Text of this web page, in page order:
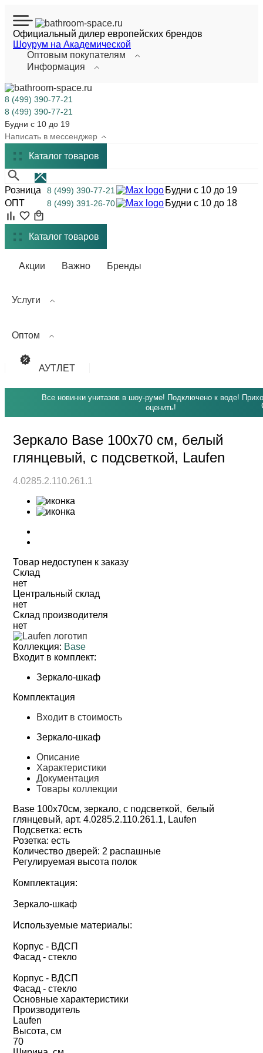
Официальный дилер европейских брендов
Шоурум на Академической
Оптовым покупателям
Информация
8 (499) 390-77-21
8 (499) 390-77-21
Будни с 10 до 19
Написать в мессенджер
Каталогтоваров
Розница 8 (499) 390-77-21
Будни с 10 до 19
ОПТ
8 (499) 391-26-70 Будни с 10 до 18
Каталог товаров
Акции Важно Бренды
Услуги
Оптом
АУТЛЕТ
Все новинки унитазов в шоу-руме! Подключено к воде!
оценить!
Зеркало Base 100х70 см, белый
глянцевый, с подсветкой, Laufen
4.0285.2.110.261.1
Товар недоступен к заказу
Cклад
нет
Центральный склад
нет
Склад производителя
нет
Коллекция: Base
Входит в комплект:
Зеркало-шкаф
Комплектация
Входит в стоимость
Зеркало-шкаф
Описание
Характеристики
Документация
Товары коллекции
Base 100х70см, зеркало, с подсветкой, белый
глянцевый, арт. 4.0285.2.110.261.1, Laufen
Подсветка: есть
Розетка: есть
Количество дверей: 2 распашные
Регулируемая высота полок
Комплектация:
Зеркало-шкаф
Используемые материалы:
Корпус - ВДСП
Фасад - стекло
Корпус - ВДСП
Фасад - стекло
Основные характеристики
Производитель
Laufen
Высота, см
70